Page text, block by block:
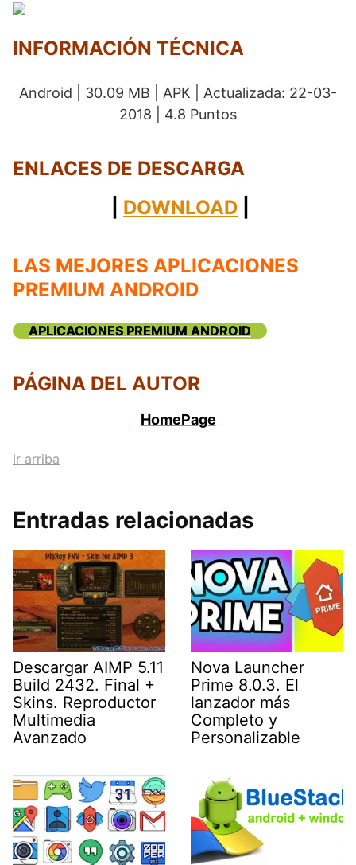
INFORMACIÓN TÉCNICA
Android | 30.09 MB | APK | Actualizada: 22-03-
2018 | 4.8 Puntos
ENLACES DE DESCARGA
DOWNLOAD
LAS MEJORES APLICACIONES
PREMIUM ANDROID
APLICACIONES PREMIUM ANDROID
PÁGINA DEL AUTOR
HomePage
Ir arriba
Entradas relacionadas
Descargar AIMP 5.11
Build 2432. Final +
Skins. Reproductor
Multimedia
Avanzado
Nova Launcher
Prime 8.0.3. El
lanzador más
Completo y
Personalizable